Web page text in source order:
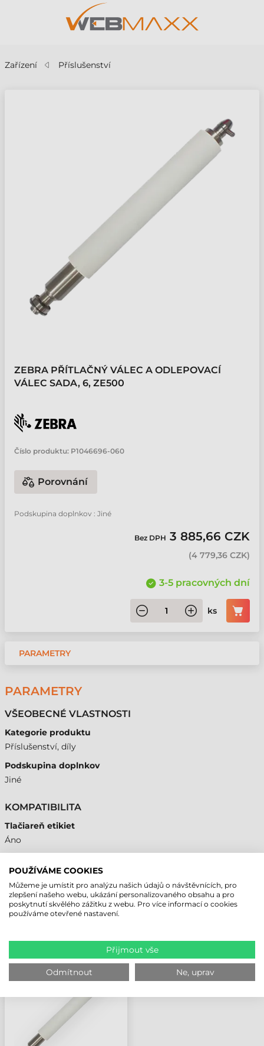
Zařízení Příslušenství
ZEBRA PŘÍTLAČNÝ VÁLEC A ODLEPOVACÍ
VÁLEC SADA, 6, ZE500
Číslo produktu: P1046696-060
Porovnání
Podskupina doplnkov : Jiné
Bez DPH 3 885,66 CZK
(4 779,36 CZK)
3-5 pracovných dní
ks
PARAMETRY
PARAMETRY
VŠEOBECNÉ VLASTNOSTI
Kategorie produktu
Příslušenství, díly
Podskupina doplnkov
Jiné
KOMPATIBILITA
Tlačiareň etikiet
Áno
NAPOSLEDY PROHLÍŽENÉ PRODUKTY
VÁLEC A ODLEPOVACÍ
VÁLEC SADA, 6, ZE500
POUŽÍVÁME COOKIES
Můžeme je umístit pro analýzu našich údajů o návštěvnících, pro
zlepšení našeho webu, ukázání personalizovaného obsahu a pro
poskytnutí skvělého zážitku z webu. Pro více informací o cookies
používáme otevřené nastavení.
Přijmout vše
Odmítnout Ne, uprav